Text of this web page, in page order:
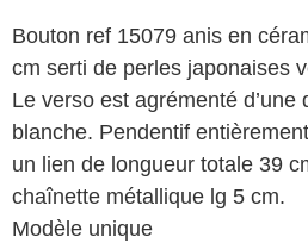
Bouton ref 15079 anis en
cm serti de perles japonaises
Le verso est agrémenté d’une
blanche. Pendentif
un lien de longueur totale 39
chaînette métallique lg 5 cm.
Modèle unique